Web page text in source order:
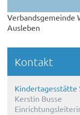
Verbandsgemeinde
Ausleben
Kontakt
Kindertagesstätte
Kerstin Busse